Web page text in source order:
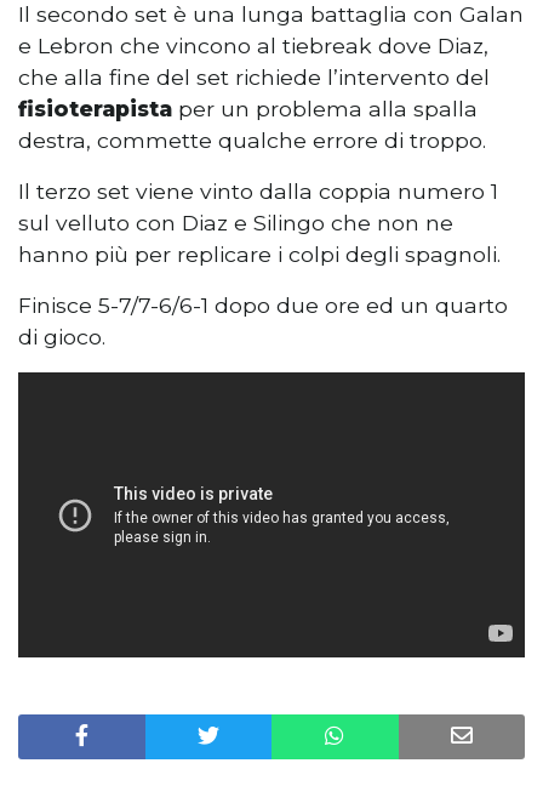
Il secondo set è una lunga battaglia con Galan
e Lebron che vincono al tiebreak dove Diaz,
che alla fine del set richiede l’intervento del
fisioterapista per un problema alla spalla
destra, commette qualche errore di troppo.
Il terzo set viene vinto dalla coppia numero 1
sul velluto con Diaz e Silingo che non ne
hanno più per replicare i colpi degli spagnoli.
Finisce 5-7/7-6/6-1 dopo due ore ed un quarto
di gioco.